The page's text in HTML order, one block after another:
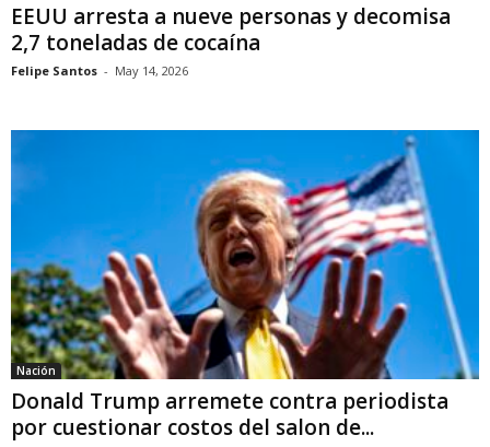
EEUU arresta a nueve personas y decomisa
2,7 toneladas de cocaína
Felipe Santos - May 14, 2026
Nación
Donald Trump arremete contra periodista
por cuestionar costos del salon de...